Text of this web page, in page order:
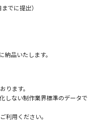
でに提出）
品いたします。
ります。
しない制作業界標準のデータで
利用ください。